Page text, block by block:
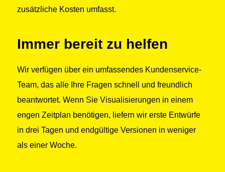
zusätzliche Kosten umfasst.
Immer bereit zu helfen
Wir verfügen über ein umfassendes Kundenservice-
Team, das alle Ihre Fragen schnell und freundlich
beantwortet. Wenn Sie Visualisierungen in einem
engen Zeitplan benötigen, liefern wir erste Entwürfe
in drei Tagen und endgültige Versionen in weniger
als einer Woche.